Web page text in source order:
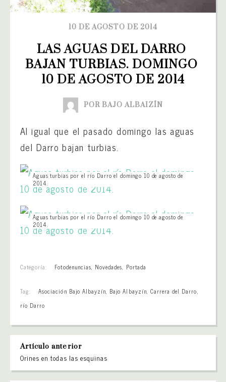
10 DE AGOSTO DE 2014
LAS AGUAS DEL DARRO
BAJAN TURBIAS. DOMINGO
10 DE AGOSTO DE 2014
POR BAJO ALBAIZÍN
Al igual que el pasado domingo las aguas
del Darro bajan turbias.
Aguas turbias por el río Darro el domingo 10 de agosto de
2014.
Aguas turbias por el río Darro el domingo 10 de agosto de
2014.
Categoría: Fotodenuncias, Novedades, Portada
Tag: Asociación Bajo Albayzín, Bajo Albayzín, Carrera del Darro,
río Darro
Artículo anterior
Orines en todas las esquinas